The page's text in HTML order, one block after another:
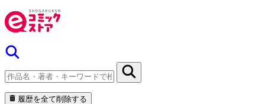
履歴を全て削除する